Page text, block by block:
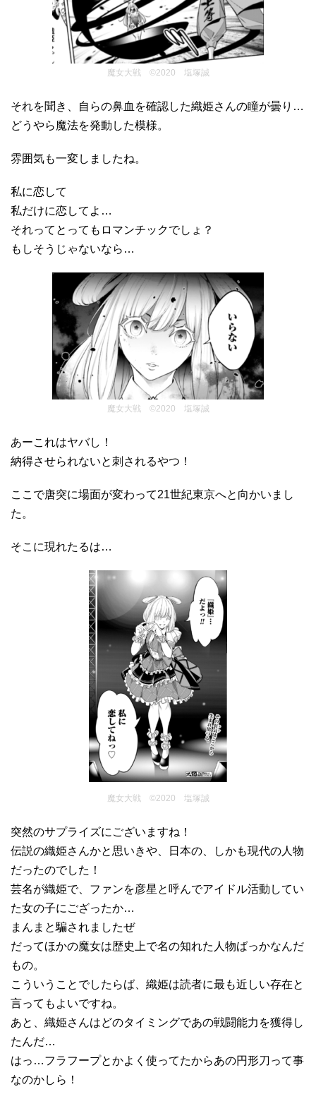
魔女大戦 ©2020 塩塚誠
それを聞き、自らの鼻血を確認した織姫さんの瞳が曇り…
どうやら魔法を発動した模様。
雰囲気も一変しましたね。
私に恋して
私だけに恋してよ…
それってとってもロマンチックでしょ？
もしそうじゃないなら…
魔女大戦 ©2020 塩塚誠
あーこれはヤバし！
納得させられないと刺されるやつ！
ここで唐突に場面が変わって21世紀東京へと向かいまし
た。
そこに現れたるは…
魔女大戦 ©2020 塩塚誠
突然のサプライズにございますね！
伝説の織姫さんかと思いきや、日本の、しかも現代の人物
だったのでした！
芸名が織姫で、ファンを彦星と呼んでアイドル活動してい
た女の子にござったか…
まんまと騙されましたぜ
だってほかの魔女は歴史上で名の知れた人物ばっかなんだ
もの。
こういうことでしたらば、織姫は読者に最も近しい存在と
言ってもよいですね。
あと、織姫さんはどのタイミングであの戦闘能力を獲得し
たんだ…
はっ…フラフープとかよく使ってたからあの円形刀って事
なのかしら！